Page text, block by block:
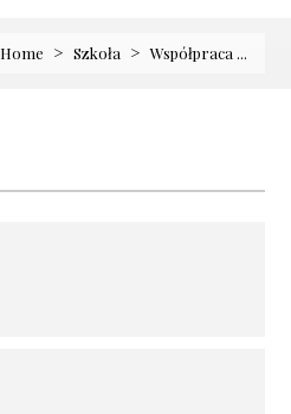
Home > Szkoła > Współpraca ...